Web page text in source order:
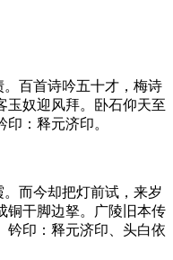
百首诗吟五十才，梅诗
玉奴迎风拜。卧石仰天至
：释元济印。
而今却把灯前试，来岁
铜干脚边拏。广陵旧本传
钤印：释元济印、头白依